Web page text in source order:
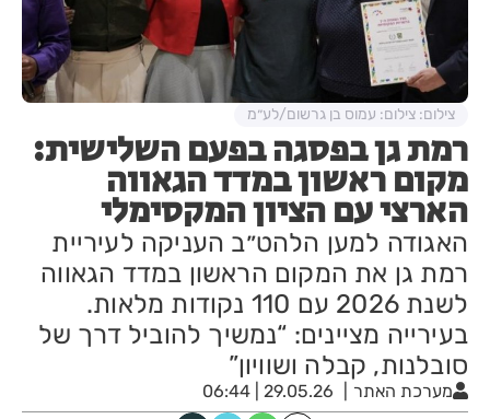
רמת גן בפסגה בפעם השלישית:
מקום ראשון במדד הגאווה
הארצי עם הציון המקסימלי
האגודה למען הלהט״ב העניקה לעיריית
רמת גן את המקום הראשון במדד הגאווה
לשנת 2026 עם 110 נקודות מלאות.
בעירייה מציינים: “נמשיך להוביל דרך של
סובלנות, קבלה ושוויון”
מערכת האתר 29.05.26 | 06:44
צילום: צילום: עמוס בן גרשום/לע״מ